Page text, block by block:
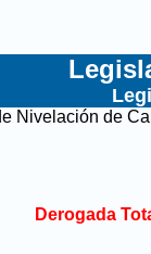
Nivelación de
Derogada